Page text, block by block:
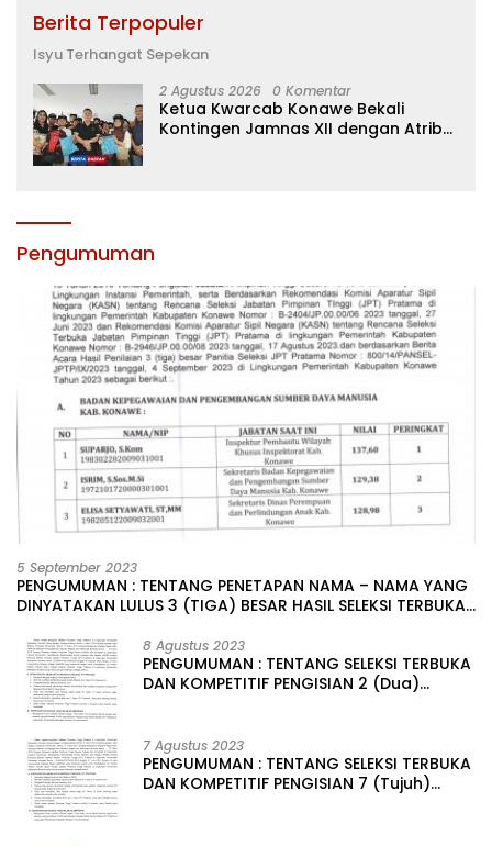
Berita Terpopuler
Isyu Terhangat Sepekan
2 Agustus 2026 0 Komentar
Ketua Kwarcab Konawe Bekali
Kontingen Jamnas XII dengan Atribut
Pengumuman
5 September 2023
PENGUMUMAN : TENTANG PENETAPAN NAMA – NAMA YANG
DINYATAKAN LULUS 3 (TIGA) BESAR HASIL SELEKSI TERBUKA
LINGKUNGAN PEMERINTAH DAERAH KABUPATEN KONAWE
8 Agustus 2023
PENGUMUMAN : TENTANG SELEKSI TERBUKA
DAN KOMPETITIF PENGISIAN 2 (Dua)
KABUPATEN KONAWE
7 Agustus 2023
PENGUMUMAN : TENTANG SELEKSI TERBUKA
DAN KOMPETITIF PENGISIAN 7 (Tujuh)